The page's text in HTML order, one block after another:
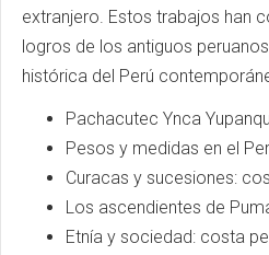
extranjero. Estos trabajos han
logros de los antiguos
histórica del Perú
Pachacutec Ynca
Pesos y medidas en el
Curacas y sucesiones:
Los ascendientes de
Etnía y sociedad: costa